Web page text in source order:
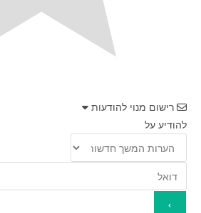
רישום מנוי להודעות
להודיע על